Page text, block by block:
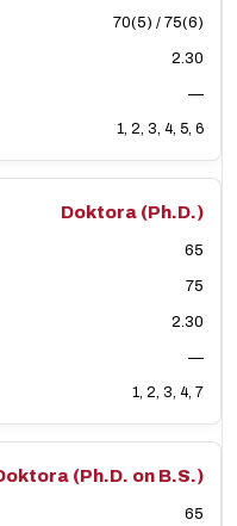
70(5) / 75(6)
2.30
—
1, 2, 3, 4, 5, 6
Doktora (Ph.D.)
65
75
2.30
—
1, 2, 3, 4, 7
(Ph.D. on B.S.)
65